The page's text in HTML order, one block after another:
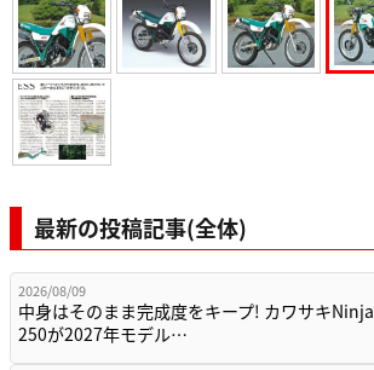
最新の投稿記事(全体)
2026/08/09
中身はそのまま完成度をキープ! カワサキNinja
250が2027年モデル…